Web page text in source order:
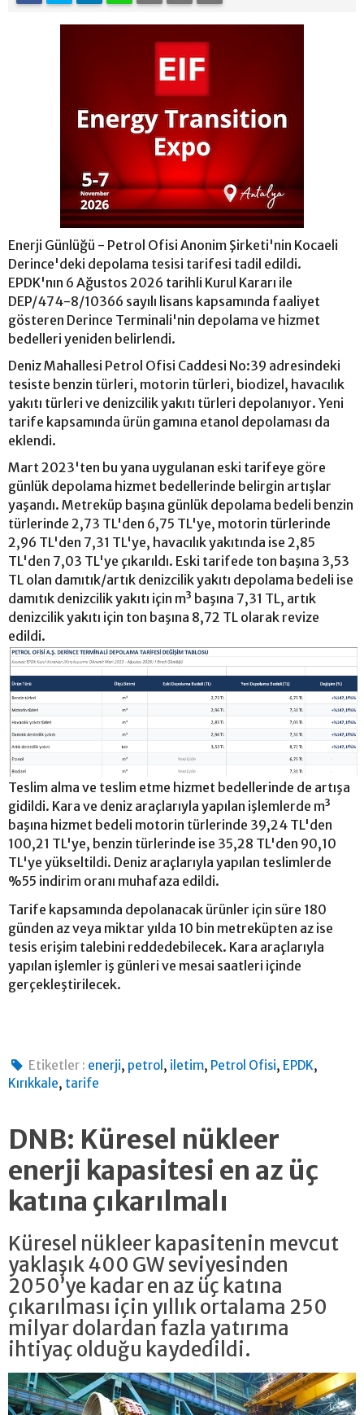
Enerji Günlüğü - Petrol Ofisi Anonim Şirketi'nin Kocaeli
Derince'deki depolama tesisi tarifesi tadil edildi.
EPDK'nın 6 Ağustos 2026 tarihli Kurul Kararı ile
DEP/474-8/10366 sayılı lisans kapsamında faaliyet
gösteren Derince Terminali'nin depolama ve hizmet
bedelleri yeniden belirlendi.
Deniz Mahallesi Petrol Ofisi Caddesi No:39 adresindeki
tesiste benzin türleri, motorin türleri, biodizel, havacılık
yakıtı türleri ve denizcilik yakıtı türleri depolanıyor. Yeni
tarife kapsamında ürün gamına etanol depolaması da
eklendi.
Mart 2023'ten bu yana uygulanan eski tarifeye göre
günlük depolama hizmet bedellerinde belirgin artışlar
yaşandı. Metreküp başına günlük depolama bedeli benzin
türlerinde 2,73 TL'den 6,75 TL'ye, motorin türlerinde
2,96 TL'den 7,31 TL'ye, havacılık yakıtında ise 2,85
TL'den 7,03 TL'ye çıkarıldı. Eski tarifede ton başına 3,53
TL olan damıtık/artık denizcilik yakıtı depolama bedeli ise
damıtık denizcilik yakıtı için m³ başına 7,31 TL, artık
denizcilik yakıtı için ton başına 8,72 TL olarak revize
edildi.
Teslim alma ve teslim etme hizmet bedellerinde de artışa
gidildi. Kara ve deniz araçlarıyla yapılan işlemlerde m³
başına hizmet bedeli motorin türlerinde 39,24 TL'den
100,21 TL'ye, benzin türlerinde ise 35,28 TL'den 90,10
TL'ye yükseltildi. Deniz araçlarıyla yapılan teslimlerde
%55 indirim oranı muhafaza edildi.
Tarife kapsamında depolanacak ürünler için süre 180
günden az veya miktar yılda 10 bin metreküpten az ise
tesis erişim talebini reddedebilecek. Kara araçlarıyla
yapılan işlemler iş günleri ve mesai saatleri içinde
gerçekleştirilecek.
Etiketler : enerji, petrol , iletim, Petrol Ofisi, EPDK,
Kırıkkale, tarife
DNB: Küresel nükleer
enerji kapasitesi en az üç
katına çıkarılmalı
Küresel nükleer kapasitenin mevcut
yaklaşık 400 GW seviyesinden
2050’ye kadar en az üç katına
çıkarılması için yıllık ortalama 250
milyar dolardan fazla yatırıma
ihtiyaç olduğu kaydedildi.